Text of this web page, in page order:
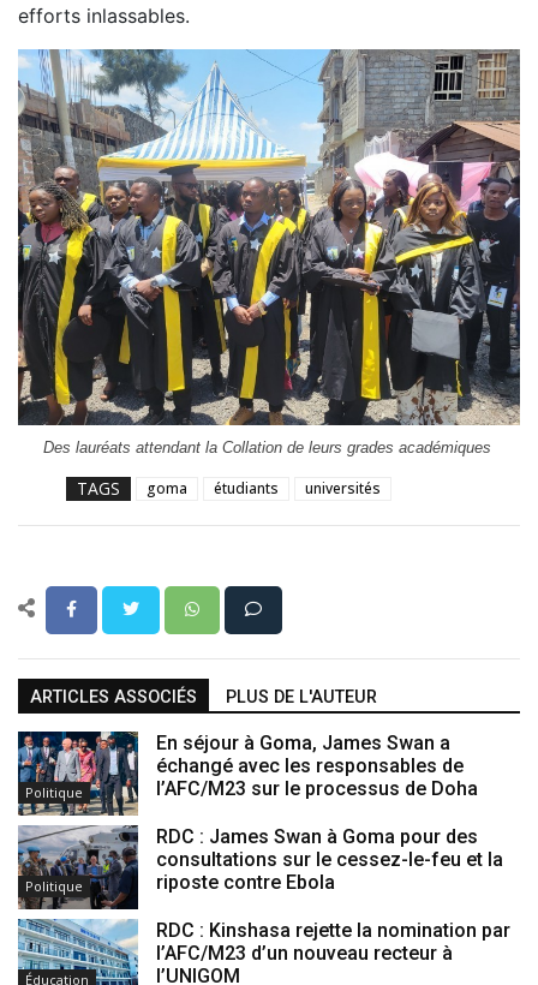
efforts inlassables.
Des lauréats attendant la Collation de leurs grades académiques
TAGS goma étudiants universités
ARTICLES ASSOCIÉS PLUS DE L'AUTEUR
Politique
En séjour à Goma, James Swan a
échangé avec les responsables de
l’AFC/M23 sur le processus de Doha
Politique
RDC : James Swan à Goma pour des
consultations sur le cessez-le-feu et la
riposte contre Ebola
Éducation
RDC : Kinshasa rejette la nomination par
l’AFC/M23 d’un nouveau recteur à
l’UNIGOM